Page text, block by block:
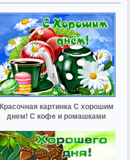
Красочная картинка С хорошим
днем! С кофе и ромашками